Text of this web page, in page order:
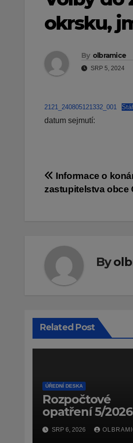
okrsku,
By olbramice
SRP 5, 2024
2121_240805121332_001
datum sejmutí:
Navigace
pro
Informace o
zastupitelstva obce
By
Related Post
ÚŘEDNÍ DESKA
Rozpočtové
opatření 5/
dne 14.7.2026
SRP 6, 2026